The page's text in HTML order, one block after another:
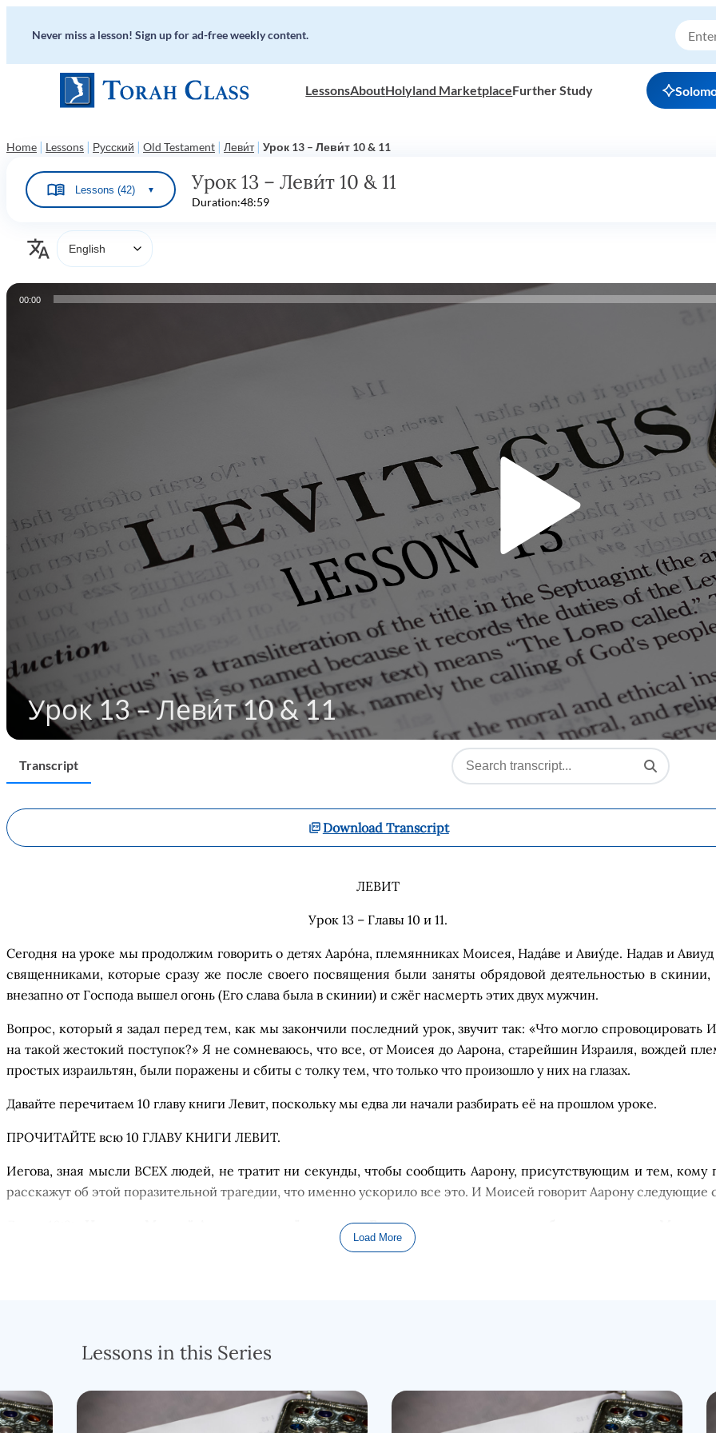
Never miss a lesson! Sign up for ad-free weekly content.
LessonsAboutHolyland MarketplaceFurther Study
Home | Lessons | Русский | Old Testament | Леви́т| Урок 13 – Леви́т 10 & 11
Lessons (42) ▼ Урок 13 – Леви́т 10 & 11
Duration:48:59
Audio00:00
Урок 13 – Леви́т 10 & 11
Transcript
Download Transcript
ЛЕВИТ
Урок 13 – Главы 10 и 11.
Сегодня на уроке мы продолжим говоритьо детях Аарона, племянниках Моисея, Надаве иАвиуде. Надав иАвиуд
священниками, которые сразу же после своегопосвящения были заняты обрядовой деятельностью вскинии,
внезапно от Господа вышел огонь (Его слава была в скинии) и сжёг насмерть этих двух мужчин.
Вопрос, который я задал перед тем, как мы закончили последний урок, звучит так: «Что могло спровоцировать
на такойжестокий поступок?» Я не сомневаюсь, что все, от Моисея до Аарона, старейшин Израиля, вождей
простых израильтян, были поражены и сбиты с толку тем, что только что произошло у них на глазах.
Давайте перечитаем 10 главу книги Левит, поскольку мы едва ли начали разбирать её на прошлом уроке.
ПРОЧИТАЙТЕ всю 10 ГЛАВУ КНИГИ ЛЕВИТ.
Иегова, зная мысли ВСЕХ людей, не тратит ни секунды, чтобы сообщить Аарону, присутствующим и тем, кому
расскажут об этой поразительной трагедии, что именно ускорило все это. И Моисей говорит Аарону следующие
м говорил Господь, когда сказал: в приближающихся ко Мне
особенно это касается тех, кто был уполномочен ПРИБЛИЖАТЬСЯ КО
публично, занимая высокое положение (например, священник), должны соответствовать более высоким
богослужении,
что бы сделали простые люди?
Load More
Lessons in this Series